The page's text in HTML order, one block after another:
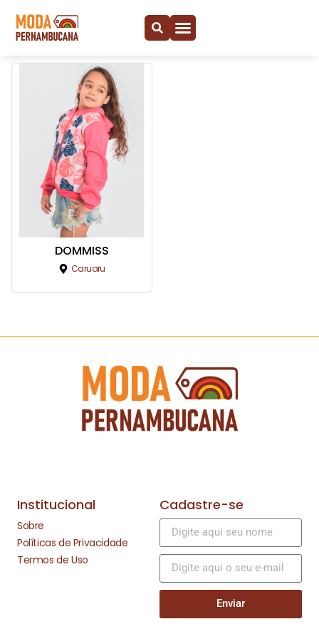
DOMMISS
Caruaru
Institucional
Sobre
Políticas de Privacidade
Termos de Uso
Cadastre-se
Enviar